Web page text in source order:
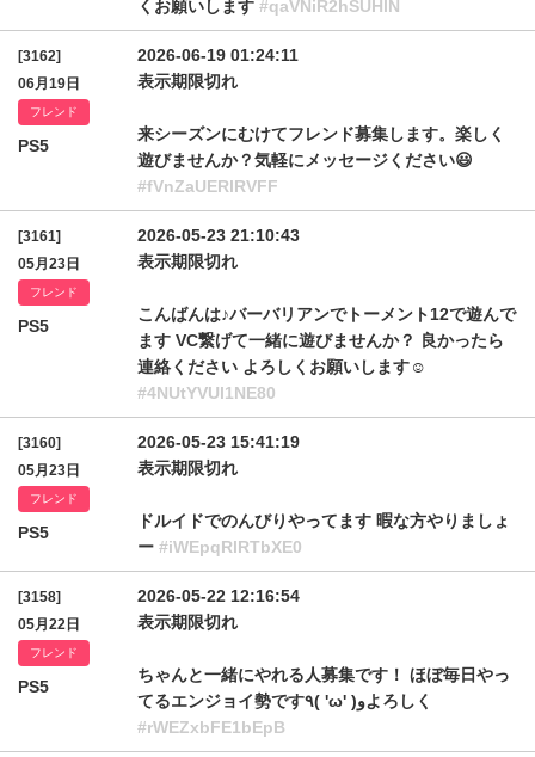
くお願いします #qaVNiR2hSUHlN
[3162]
06月19日
フレンド
PS5
2026-06-19 01:24:11
表示期限切れ
来シーズンにむけてフレンド募集します。楽しく
遊びませんか？気軽にメッセージください😃
#fVnZaUERlRVFF
[3161]
05月23日
フレンド
PS5
2026-05-23 21:10:43
表示期限切れ
こんばんは♪バーバリアンでトーメント12で遊んで
ます VC繋げて一緒に遊びませんか？ 良かったら
連絡ください よろしくお願いします☺️
#4NUtYVUl1NE80
[3160]
05月23日
フレンド
PS5
2026-05-23 15:41:19
表示期限切れ
ドルイドでのんびりやってます 暇な方やりましょ
ー #iWEpqRlRTbXE0
[3158]
05月22日
フレンド
PS5
2026-05-22 12:16:54
表示期限切れ
ちゃんと一緒にやれる人募集です！ ほぼ毎日やっ
てるエンジョイ勢です٩( 'ω' )وよろしく
#rWEZxbFE1bEpB